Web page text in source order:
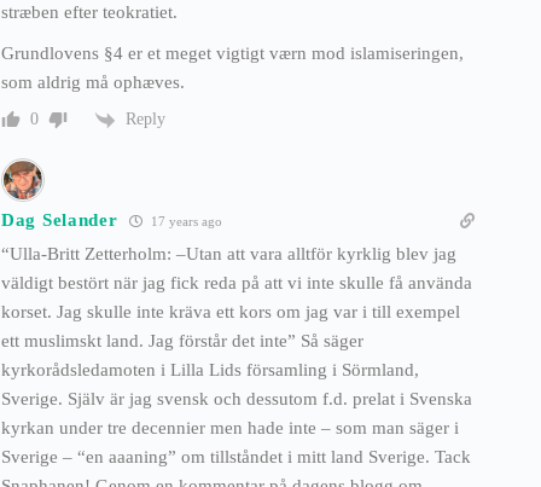
stræben efter teokratiet.
Grundlovens §4 er et meget vigtigt værn mod islamiseringen,
som aldrig må ophæves.
0 Reply
Dag Selander 17 years ago
“Ulla-Britt Zetterholm: –Utan att vara alltför kyrklig blev jag
väldigt bestört när jag fick reda på att vi inte skulle få använda
korset. Jag skulle inte kräva ett kors om jag var i till exempel
ett muslimskt land. Jag förstår det inte” Så säger
kyrkorådsledamoten i Lilla Lids församling i Sörmland,
Sverige. Själv är jag svensk och dessutom f.d. prelat i Svenska
kyrkan under tre decennier men hade inte – som man säger i
Sverige – “en aaaning” om tillståndet i mitt land Sverige. Tack